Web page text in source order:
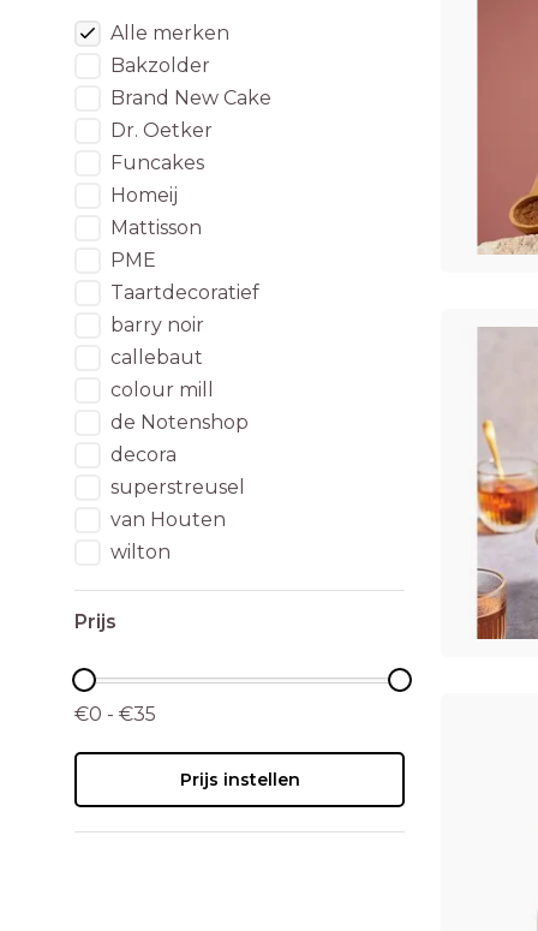
Alle merken
Bakzolder
Brand New Cake
Dr. Oetker
Funcakes
Homeij
Mattisson
PME
Taartdecoratief
barry noir
callebaut
colour mill
de Notenshop
decora
superstreusel
van Houten
wilton
Prijs
€0 - €35
Prijs instellen